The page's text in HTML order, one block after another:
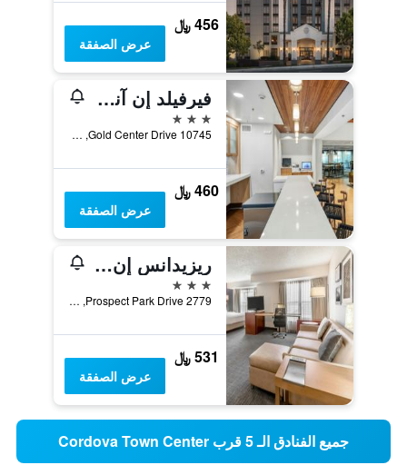
456 ﷼
عرض الصفقة
فيرفيلد إن آند سويتس رانشو كوردوفا
3 نجوم
10745 Gold Center Drive, رانتشو كوردوفا, CA, الولايات المتحدة الأميريكية
460 ﷼
عرض الصفقة
ريزيدانس إن باي ماريوت ساكرامينتو رانتشو كوردوفا
3 نجوم
2779 Prospect Park Drive, رانتشو كوردوفا, CA, الولايات المتحدة الأميريكية
531 ﷼
عرض الصفقة
جميع الفنادق الـ 5 قرب Cordova Town Center